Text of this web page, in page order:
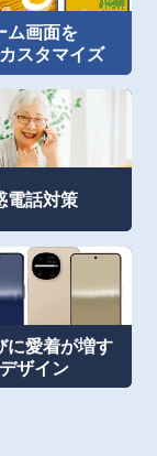
ム画面を
スタマイズ
電話対策
に愛着が増す
ザイン